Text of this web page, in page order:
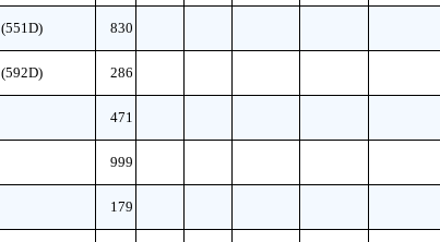
830
286
471
999
179